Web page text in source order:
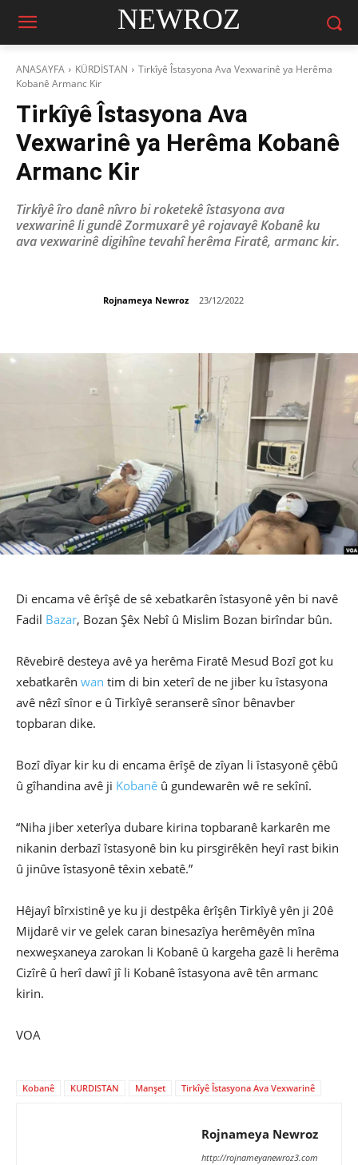
NEWROZ
ANASAYFA KÜRDİSTAN
Tirkîyê Îstasyona Ava Vexwarinê ya Herêma
Kobanê Armanc Kir
Tirkîyê Îstasyona Ava
Vexwarinê ya Herêma Kobanê
Armanc Kir
Tirkîyê îro danê nîvro bi roketekê îstasyona ava
vexwarinê li gundê Zormuxarê yê rojavayê Kobanê ku
ava vexwarinê digihîne tevahî herêma Firatê, armanc kir.
Rojnameya Newroz 23/12/2022
Di encama vê êrîşê de sê xebatkarên îstasyonê yên bi navê
Fadil Bazar, Bozan Şêx Nebî û Mislim Bozan birîndar bûn.
Rêvebirê desteya avê ya herêma Firatê Mesud Bozî got ku
xebatkarên wan tim di bin xeterî de ne jiber ku îstasyona
avê nêzî sînor e û Tirkîyê seranserê sînor bênavber
topbaran dike.
Bozî dîyar kir ku di encama êrîşê de zîyan li îstasyonê çêbû
û gîhandina avê ji Kobanê û gundewarên wê re sekînî.
“Niha jiber xeterîya dubare kirina topbaranê karkarên me
nikanin derbazî îstasyonê bin ku pirsgirêkên heyî rast bikin
û jinûve îstasyonê têxin xebatê.”
Hêjayî bîrxistinê ye ku ji destpêka êrîşên Tirkîyê yên ji 20ê
Mijdarê vir ve gelek caran binesazîya herêmêyên mîna
nexweşxaneya zarokan li Kobanê û kargeha gazê li herêma
Cizîrê û herî dawî jî li Kobanê îstasyona avê tên armanc
kirin.
VOA
Kobanê KURDISTAN Manşet Tirkîyê Îstasyona Ava Vexwarinê
Rojnameya Newroz
http://rojnameyanewroz3.com